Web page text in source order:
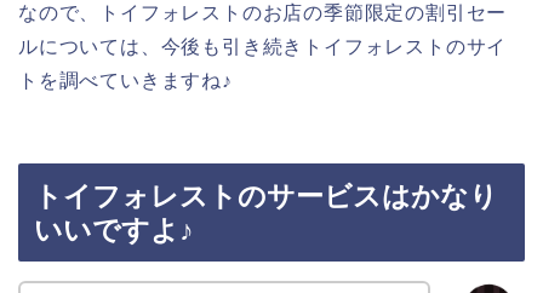
なので、トイフォレストのお店の季節限定の割引セー
ルについては、今後も引き続きトイフォレストのサイ
トを調べていきますね♪
トイフォレストのサービスはかなり
いいですよ♪